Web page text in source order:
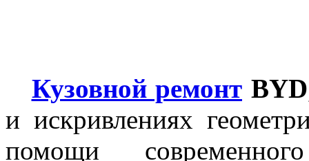
Кузовной ремонт BYD
и искривлениях
помощи